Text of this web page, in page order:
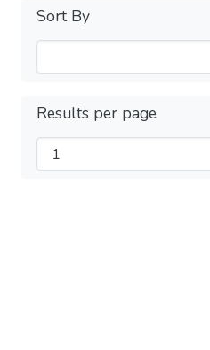
Sort By
Results per page